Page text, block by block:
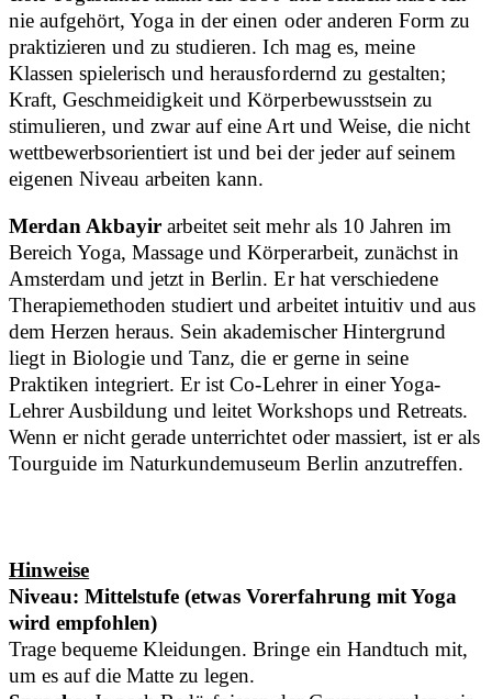
nie aufgehört, Yoga in der einen oder anderen Form zu
praktizieren und zu studieren. Ich mag es, meine
Klassen spielerisch und herausfordernd zu gestalten;
Kraft, Geschmeidigkeit und Körperbewusstsein zu
stimulieren, und zwar auf eine Art und Weise, die nicht
wettbewerbsorientiert ist und bei der jeder auf seinem
eigenen Niveau arbeiten kann.
Merdan Akbayir arbeitet seit mehr als 10 Jahren im
Bereich Yoga, Massage und Körperarbeit, zunächst in
Amsterdam und jetzt in Berlin. Er hat verschiedene
Therapiemethoden studiert und arbeitet intuitiv und aus
dem Herzen heraus. Sein akademischer Hintergrund
liegt in Biologie und Tanz, die er gerne in seine
Praktiken integriert. Er ist Co-Lehrer in einer Yoga-
Lehrer Ausbildung und leitet Workshops und Retreats.
Wenn er nicht gerade unterrichtet oder massiert, ist er als
Tourguide im Naturkundemuseum Berlin anzutreffen.
Hinweise
Niveau: Mittelstufe (etwas Vorerfahrung mit Yoga
wird empfohlen)
Trage bequeme Kleidungen. Bringe ein Handtuch mit,
um es auf die Matte zu legen.